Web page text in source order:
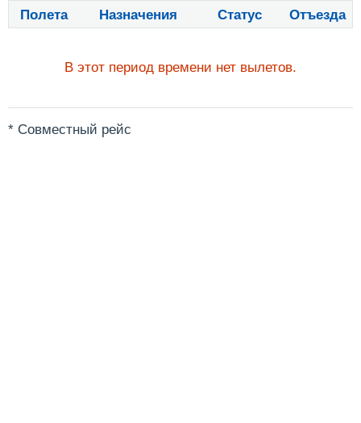
Полета Назначения Статус Отъезда
В этот период времени нет вылетов.
* Совместный рейс